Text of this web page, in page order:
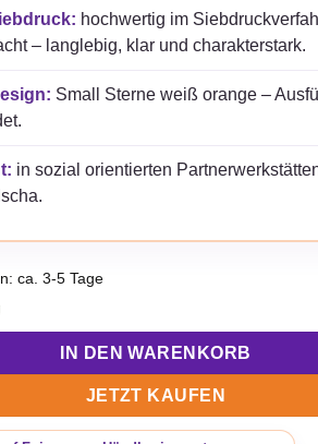
hochwertig im
– langlebig, klar und charakterstark.
Small Sterne weiß orange –
in sozial orientierten
ca. 3-5 Tage
IN DEN WARENKORB
JETZT KAUFEN